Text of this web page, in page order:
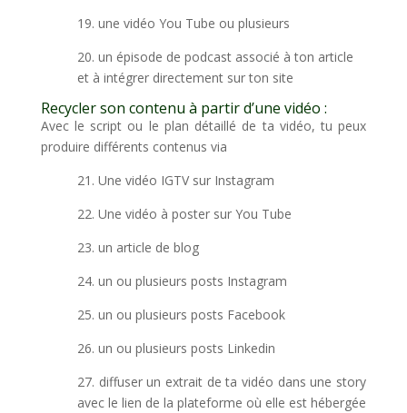
19. une vidéo You Tube ou plusieurs
20. un épisode de podcast associé à ton article
et à intégrer directement sur ton site
Recycler son contenu à partir d’une vidéo :
Avec le script ou le plan détaillé de ta vidéo, tu peux
produire différents contenus via
21. Une vidéo IGTV sur Instagram
22. Une vidéo à poster sur You Tube
23. un article de blog
24. un ou plusieurs posts Instagram
25. un ou plusieurs posts Facebook
26. un ou plusieurs posts Linkedin
27. diffuser un extrait de ta vidéo dans une story
avec le lien de la plateforme où elle est hébergée